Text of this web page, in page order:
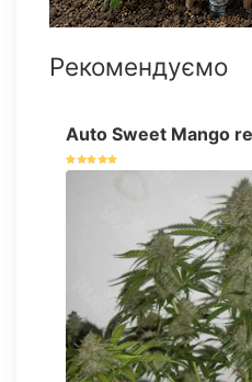
Рекомендуємо
Auto Sweet Mango